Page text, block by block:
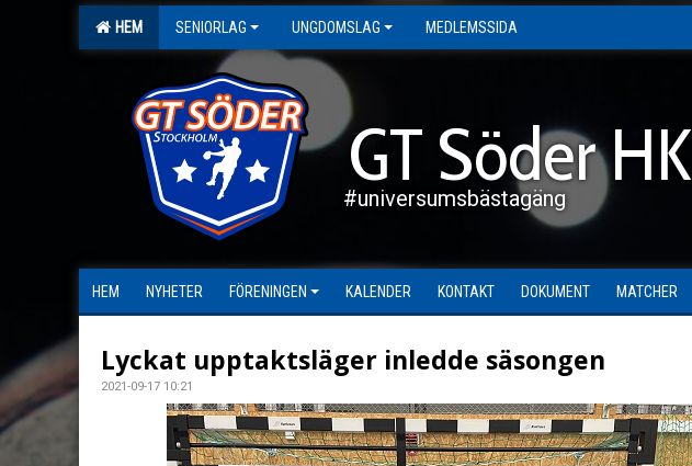
HEM SENIORLAG UNGDOMSLAG MEDLEMSSIDA
GT Söder HK
#universumsbästagäng
HEM NYHETER FÖRENINGEN KALENDER KONTAKT DOKUMENT MATCHER
Lyckat upptaktsläger inledde säsongen
2021-09-17 10:21